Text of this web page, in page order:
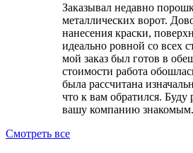
Заказывал недавно
металлических ворот.
нанесения краски,
идеально ровной со всех
мой заказ был готов в
стоимости работа
была рассчитана
что к вам обратился. Буду
вашу компанию знакомым.
Смотреть все